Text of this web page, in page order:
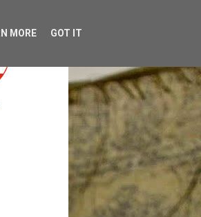
MORE GOT IT